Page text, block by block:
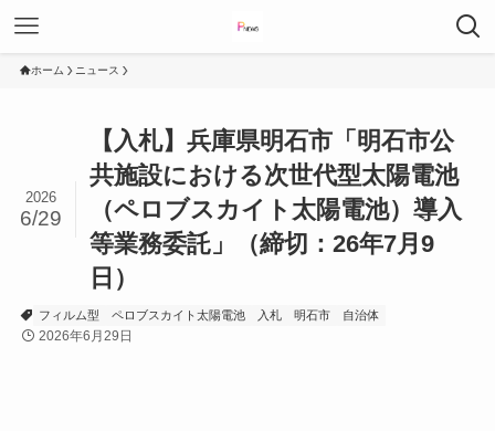
ホーム ニュース
【入札】兵庫県明石市「明石市公
共施設における次世代型太陽電池
（ペロブスカイト太陽電池）導入
等業務委託」（締切：26年7月9
日）
2026
6/29
フィルム型 ペロブスカイト太陽電池 入札 明石市 自治体
2026年6月29日